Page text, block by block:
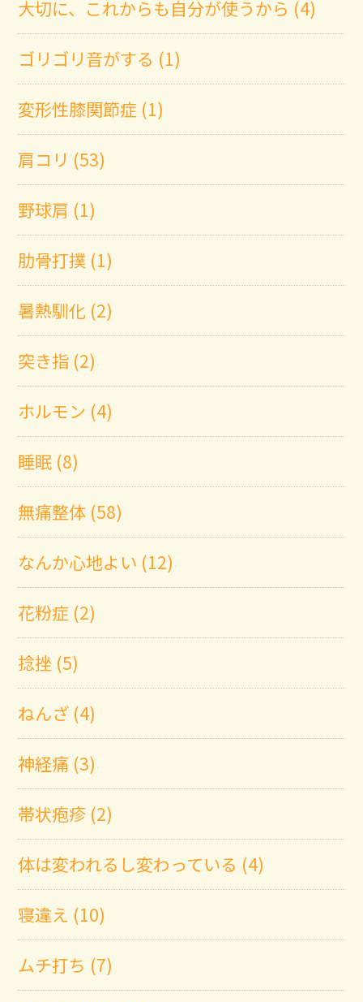
大切に、これからも自分が使うから (4)
ゴリゴリ音がする (1)
変形性膝関節症 (1)
肩コリ (53)
野球肩 (1)
肋骨打撲 (1)
暑熱馴化 (2)
突き指 (2)
ホルモン (4)
睡眠 (8)
無痛整体 (58)
なんか心地よい (12)
花粉症 (2)
捻挫 (5)
ねんざ (4)
神経痛 (3)
帯状疱疹 (2)
体は変われるし変わっている (4)
寝違え (10)
ムチ打ち (7)